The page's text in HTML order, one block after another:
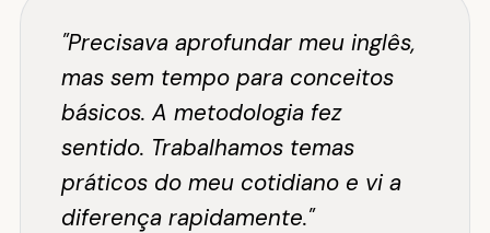
"Precisava aprofundar meu inglês,
mas sem tempo para conceitos
básicos. A metodologia fez
sentido. Trabalhamos temas
práticos do meu cotidiano e vi a
diferença rapidamente."